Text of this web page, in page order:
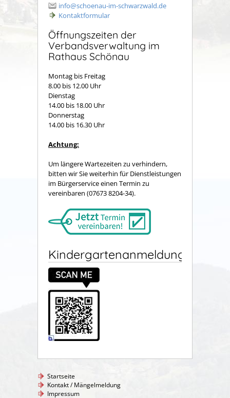
info@schoenau-im-schwarzwald.de
Kontaktformular
Öffnungszeiten der
Verbandsverwaltung im
Rathaus Schönau
Montag bis Freitag
8.00 bis 12.00 Uhr
Dienstag
14.00 bis 18.00 Uhr
Donnerstag
14.00 bis 16.30 Uhr
Achtung:
Um längere Wartezeiten zu verhindern,
bitten wir Sie weiterhin für Dienstleistungen
im Bürgerservice einen Termin zu
vereinbaren (07673 8204-34).
Kindergartenanmeldung
Startseite
Kontakt / Mängelmeldung
Impressum